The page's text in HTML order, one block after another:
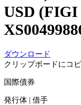
USD (FIGI
ダウンロード
クリップボードにコ
国際債券
発行体 | 借手